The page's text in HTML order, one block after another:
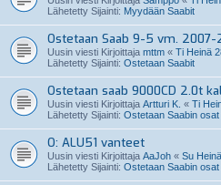
Lähetetty Sijainti: Myydään Saabit
Ostetaan Saab 9-5 vm.
Uusin viesti Kirjoittaja mttm « Ti Heinä
Lähetetty Sijainti: Ostetaan Saabit
Ostetaan saab 9000CD 2.0t
Uusin viesti Kirjoittaja Artturi K. « Ti
Lähetetty Sijainti: Ostetaan Saabin
O: ALU51 vanteet
Uusin viesti Kirjoittaja AaJoh « Su
Lähetetty Sijainti: Ostetaan Saabin